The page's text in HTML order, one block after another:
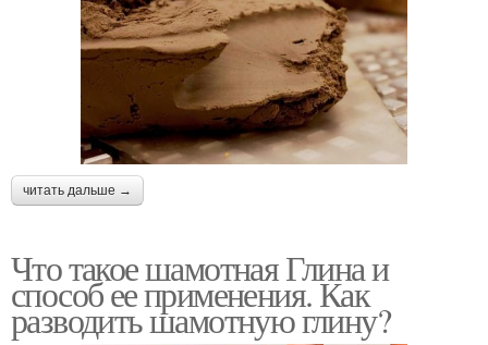
читать дальше →
Что такое шамотная Глина и
способ ее применения. Как
разводить шамотную глину?